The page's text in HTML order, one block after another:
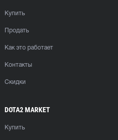
Купить
Продать
Как это работает
Контакты
Скидки
DOTA2 MARKET
Купить